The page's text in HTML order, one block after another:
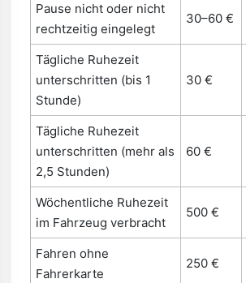
Pause nicht oder nicht
rechtzeitig eingelegt
30–60 €
Tägliche Ruhezeit
unterschritten (bis 1
Stunde)
30 €
Tägliche Ruhezeit
unterschritten (mehr als
2,5 Stunden)
60 €
Wöchentliche Ruhezeit
im Fahrzeug verbracht
500 €
Fahren ohne
Fahrerkarte
250 €